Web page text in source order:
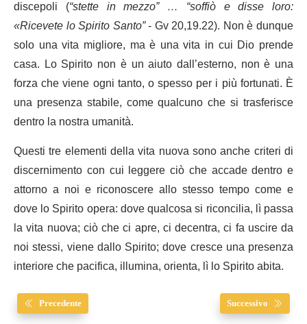
discepoli (“stette in mezzo” … “soffiò e disse loro:
«Ricevete lo Spirito Santo”- Gv 20,19.22). Non è dunque
solo una vita migliore, ma è una vita in cui Dio prende
casa. Lo Spirito non è un aiuto dall’esterno, non è una
forza che viene ogni tanto, o spesso per i più fortunati. È
una presenza stabile, come qualcuno che si trasferisce
dentro la nostra umanità.
Questi tre elementi della vita nuova sono anche criteri di
discernimento con cui leggere ciò che accade dentro e
attorno a noi e riconoscere allo stesso tempo come e
dove lo Spirito opera: dove qualcosa si riconcilia, lì passa
la vita nuova; ciò che ci apre, ci decentra, ci fa uscire da
noi stessi, viene dallo Spirito; dove cresce una presenza
interiore che pacifica, illumina, orienta, lì lo Spirito abita.
Precedente Successivo